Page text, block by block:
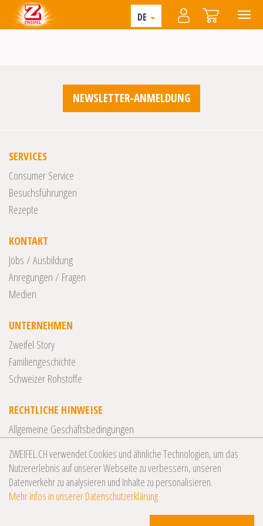
DE
NEWSLETTER-ANMELDUNG
SERVICES
Consumer Service
Besuchsführungen
Rezepte
KONTAKT
Jobs / Ausbildung
Anregungen / Fragen
Medien
UNTERNEHMEN
Zweifel Story
Familiengeschichte
Schweizer Rohstoffe
RECHTLICHE HINWEISE
Allgemeine Geschäftsbedingungen
Datenschutzerklärung
Impressum
ZWEIFEL.CH verwendet Cookies und ähnliche Technologien, um das
Nutzererlebnis auf unserer Webseite zu verbessern, unseren
Datenverkehr zu analysieren und Inhalte zu personalisieren.
Mehr Infos in unserer Datenschutzerklärung